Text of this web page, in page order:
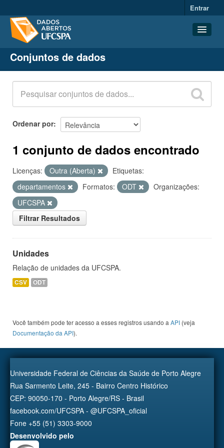
Entrar
Conjuntos de dados
Organizações
Grupos
Sobre
Conjuntos de dados
Ordenar por
1 conjunto de dados encontrado
Licenças: Outra (Aberta)
Etiquetas:
departamentos
Formatos: ODT
Organizações:
UFCSPA
Filtrar Resultados
Unidades
Relação de unidades da UFCSPA.
CSV ODT
Você também pode ter acesso a esses registros usando a API (veja
Documentação da API).
Universidade Federal de Ciências da Saúde de Porto Alegre
Rua Sarmento Leite, 245 - Bairro Centro Histórico
CEP: 90050-170 - Porto Alegre/RS - Brasil
facebook.com/UFCSPA - @UFCSPA_oficial
Fone +55 (51) 3303-9000
Desenvolvido pelo